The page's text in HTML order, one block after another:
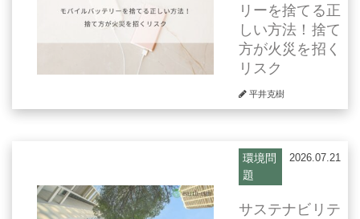
リーを捨てる正
しい方法！捨て
方が火災を招く
リスク
平井克樹
環境問
題
2026.07.21
サステナビリテ